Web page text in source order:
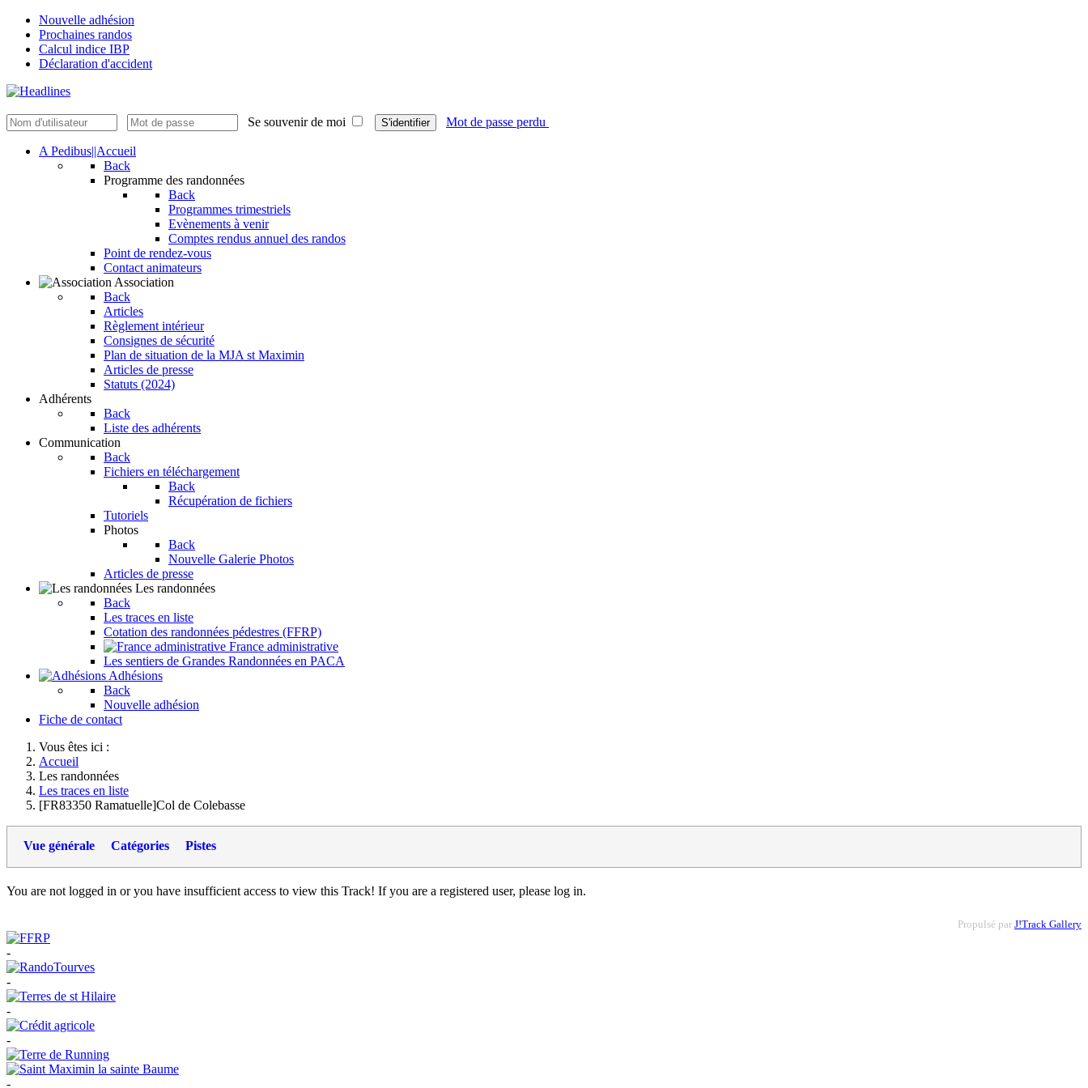
Nouvelle adhésion
Prochaines randos
Calcul indice IBP
Déclaration d'accident
Se souvenir de moi S'identifier Mot de passe perdu
A Pedibus||Accueil
Back
Programme des randonnées
Back
Programmes trimestriels
Evènements à venir
Comptes rendus annuel des randos
Point de rendez-vous
Contact animateurs
Association
Back
Articles
Règlement intérieur
Consignes de sécurité
Plan de situation de la MJA st Maximin
Articles de presse
Statuts (2024)
Adhérents
Back
Liste des adhérents
Communication
Back
Fichiers en téléchargement
Back
Récupération de fichiers
Tutoriels
Photos
Back
Nouvelle Galerie Photos
Articles de presse
Les randonnées
Back
Les traces en liste
Cotation des randonnées pédestres (FFRP)
France administrative
Les sentiers de Grandes Randonnées en PACA
Adhésions
Back
Nouvelle adhésion
Fiche de contact
Vous êtes ici :
Accueil
Les randonnées
Les traces en liste
[FR83350 Ramatuelle]Col de Colebasse
Vue générale Catégories Pistes
You are not logged in or you have insufficient access to view this Track! If you are a registered user, please log in.
Propulsé par J!Track Gallery
-
-
-
-
-